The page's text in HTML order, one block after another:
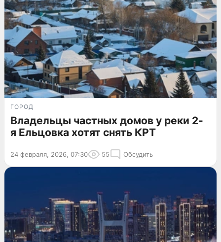
ГОРОД
Владельцы частных домов у реки 2-
я Ельцовка хотят снять КРТ
24 февраля, 2026, 07:30 55 Обсудить